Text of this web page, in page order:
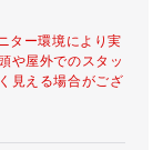
ター環境により実
や屋外でのスタッ
見える場合がござ